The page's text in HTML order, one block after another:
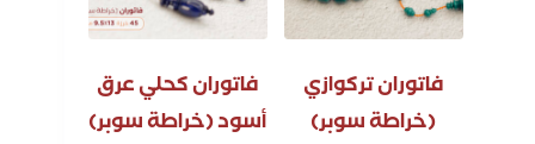
فاتوران تركوازي
(خراطة سوبر)
فاتوران كحلي عرق
أسود (خراطة سوبر)